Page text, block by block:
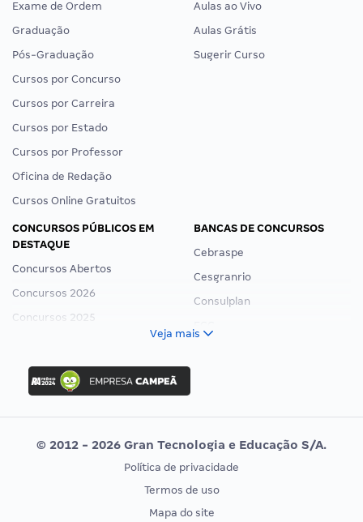
Exame de Ordem
Graduação
Pós-Graduação
Cursos por Concurso
Cursos por Carreira
Cursos por Estado
Cursos por Professor
Oficina de Redação
Cursos Online Gratuitos
Aulas ao Vivo
Aulas Grátis
Sugerir Curso
CONCURSOS PÚBLICOS EM
DESTAQUE
Concursos Abertos
Concursos 2026
Concursos 2025
Concurso Ibama
Concurso MPU
Editais publicados
BANCAS DE CONCURSOS
Cebraspe
Cesgranrio
Consulplan
Vunesp
CONCURSOS POR PROFISSÃO
EXAME DE ORDEM
Veja mais
© 2012 - 2026 Gran Tecnologia e Educação S/A.
Política de privacidade
Termos de uso
Mapa do site